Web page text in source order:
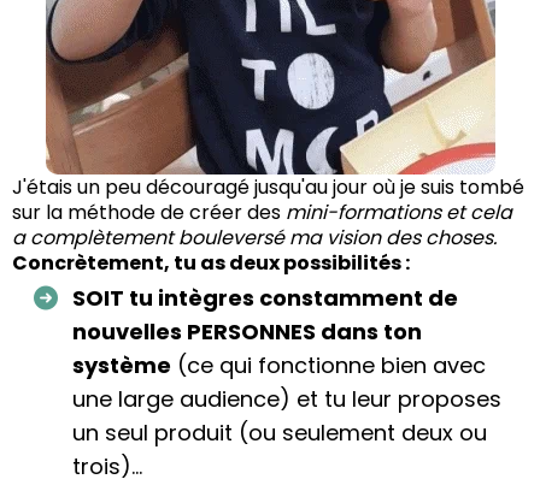
J'étais un peu découragé jusqu'au jour où je suis tombé
sur la méthode de créer des mini-formations et cela
a complètement bouleversé ma vision des choses.
Concrètement, tu as deux possibilités :
SOIT tu intègres constamment de
nouvelles PERSONNES dans ton
système (ce qui fonctionne bien avec
une large audience) et tu leur proposes
un seul produit (ou seulement deux ou
trois)...